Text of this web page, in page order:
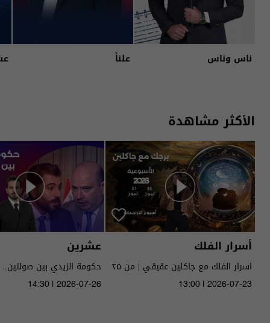
ناس وناس علناً
الأكثر مشاهدة
أسرار الفلك
اسرار الفلك مع جاكلين عقيقي | من ٢٥
الى ٣١ تموز ٢٠٢٦ | 2026
13:00 | 2026-07-23
عشرين
حكومة الزيدي بين
14:30 | 2026-07-26